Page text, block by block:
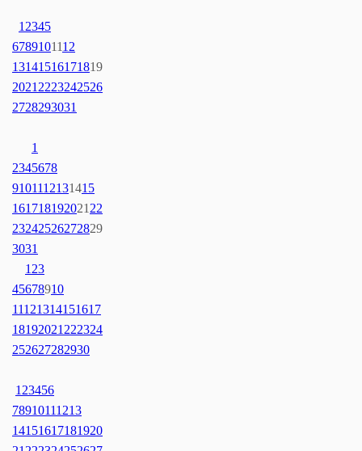
1 2345
6789101112
13141516171819
2021 2223242526
2728293031
1
2345678
9101112131415
161718192021 22
23242526272829
3031
1 23
45678910
11121314151617
18192021 222324
252627282930
1 23456
78910111213
14151617181920